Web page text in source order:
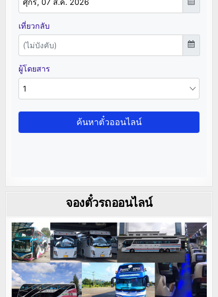
จองตั๋วรถออนไลน์